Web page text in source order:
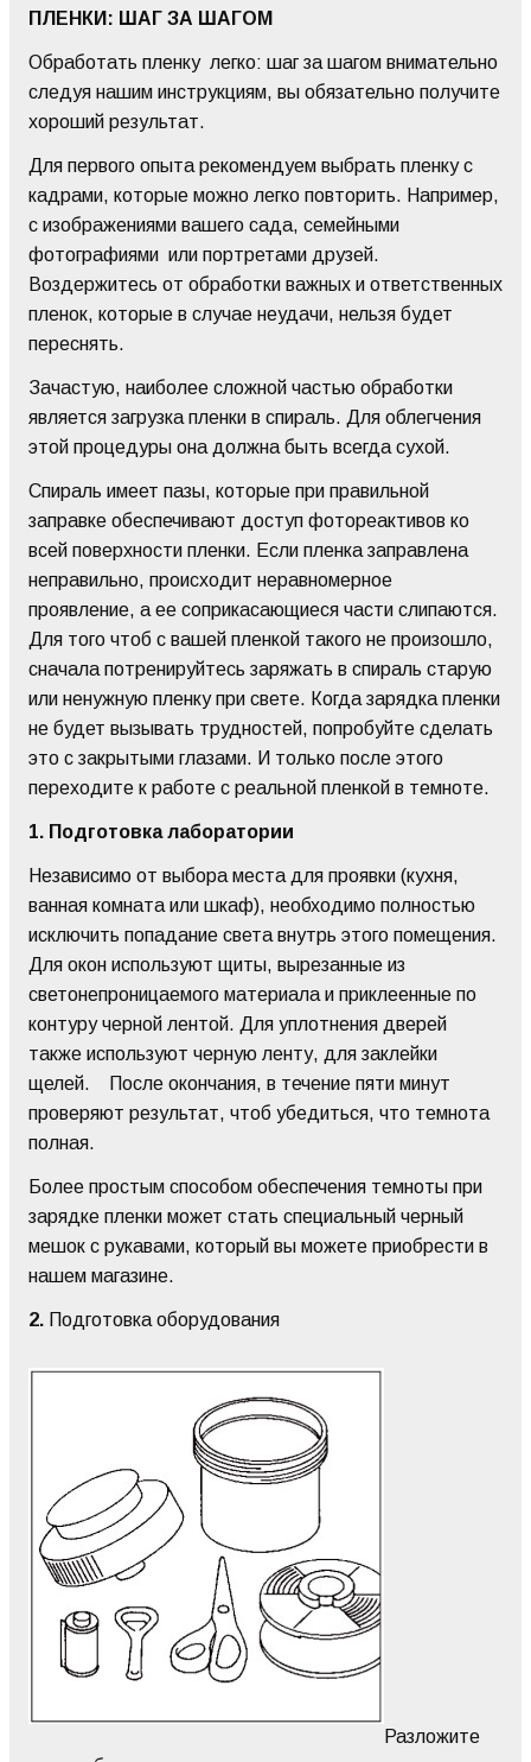
ПЛЕНКИ: ШАГ ЗА ШАГОМ
Обработать пленку легко: шаг за шагом внимательно
следуя нашим инструкциям, вы обязательно получите
хороший результат.
Для первого опыта рекомендуем выбрать пленку с
кадрами, которые можно легко повторить. Например,
с изображениями вашего сада, семейными
фотографиями или портретами друзей.
Воздержитесь от обработки важных и ответственных
пленок, которые в случае неудачи, нельзя будет
переснять.
Зачастую, наиболее сложной частью обработки
является загрузка пленки в спираль. Для облегчения
этой процедуры она должна быть всегда сухой.
Спираль имеет пазы, которые при правильной
заправке обеспечивают доступ фотореактивов ко
всей поверхности пленки. Если пленка заправлена
неправильно, происходит неравномерное
проявление, а ее соприкасающиеся части слипаются.
Для того чтоб с вашей пленкой такого не произошло,
сначала потренируйтесь заряжать в спираль старую
или ненужную пленку при свете. Когда зарядка пленки
не будет вызывать трудностей, попробуйте сделать
это с закрытыми глазами. И только после этого
переходите к работе с реальной пленкой в темноте.
1. Подготовка лаборатории
Независимо от выбора места для проявки (кухня,
ванная комната или шкаф), необходимо полностью
исключить попадание света внутрь этого помещения.
Для окон используют щиты, вырезанные из
светонепроницаемого материала и приклеенные по
контуру черной лентой. Для уплотнения дверей
также используют черную ленту, для заклейки
щелей. После окончания, в течение пяти минут
проверяют результат, чтоб убедиться, что темнота
полная.
Более простым способом обеспечения темноты при
зарядке пленки может стать специальный черный
мешок с рукавами, который вы можете приобрести в
нашем магазине.
2. Подготовка оборудования
Разложите